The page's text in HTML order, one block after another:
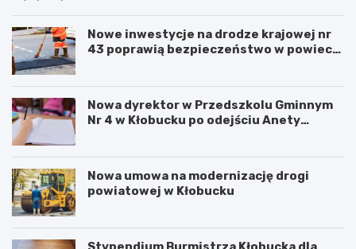
Nowe inwestycje na drodze krajowej nr
43 poprawią bezpieczeństwo w powiecie
Nowa dyrektor w Przedszkolu Gminnym
Nr 4 w Kłobucku po odejściu Anety
Nowa umowa na modernizację drogi
powiatowej w Kłobucku